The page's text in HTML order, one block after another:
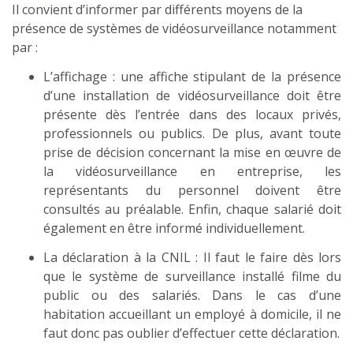
Il convient d’informer par différents moyens de la
présence de systèmes de vidéosurveillance notamment
par :
L’affichage : une affiche stipulant de la présence
d’une installation de vidéosurveillance doit être
présente dès l’entrée dans des locaux privés,
professionnels ou publics. De plus, avant toute
prise de décision concernant la mise en œuvre de
la vidéosurveillance en entreprise, les
représentants du personnel doivent être
consultés au préalable. Enfin, chaque salarié doit
également en être informé individuellement.
La déclaration à la CNIL : Il faut le faire dès lors
que le système de surveillance installé filme du
public ou des salariés. Dans le cas d’une
habitation accueillant un employé à domicile, il ne
faut donc pas oublier d’effectuer cette déclaration.